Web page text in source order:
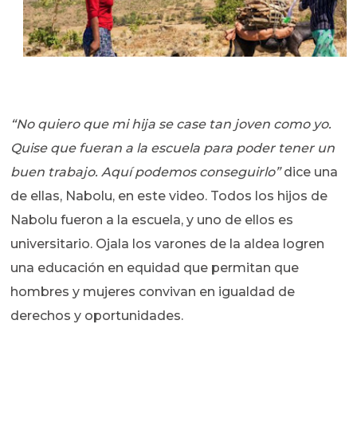
“No quiero que mi hija se case tan joven como yo.
Quise que fueran a la escuela para poder tener un
buen trabajo. Aquí podemos conseguirlo”dice una
de ellas, Nabolu, en este video. Todos los hijos de
Nabolu fueron a la escuela, y uno de ellos es
universitario. Ojala los varones de la aldea logren
una educación en equidad que permitan que
hombres y mujeres convivan en igualdad de
derechos y oportunidades.